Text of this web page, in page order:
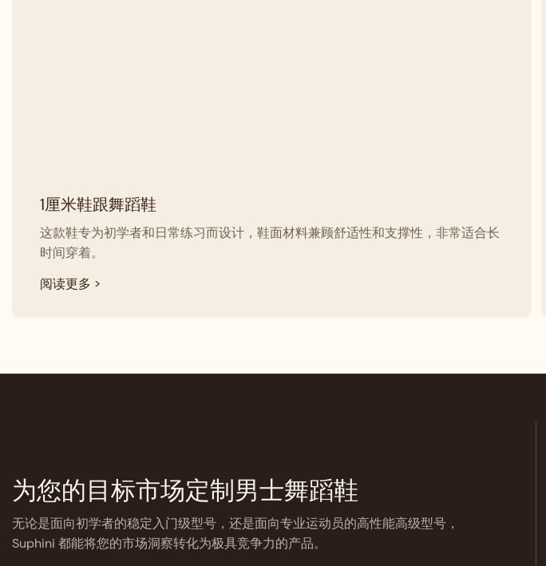
1厘米鞋跟舞蹈鞋
这款鞋专为初学者和日常练习而设计，鞋面材料兼顾舒适性和支撑性，非常适合长
时间穿着。
阅读更多 >
为您的目标市场定制男士舞蹈鞋
无论是面向初学者的稳定入门级型号，还是面向专业运动员的高性能高级型号，
Suphini 都能将您的市场洞察转化为极具竞争力的产品。